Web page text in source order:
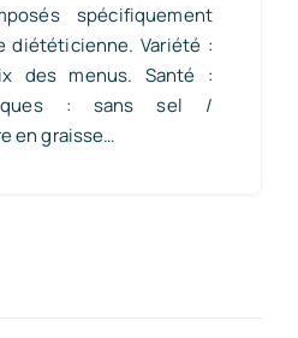
spécifiquement
diététicienne. Variété :
des menus. Santé :
: sans sel /
en graisse…